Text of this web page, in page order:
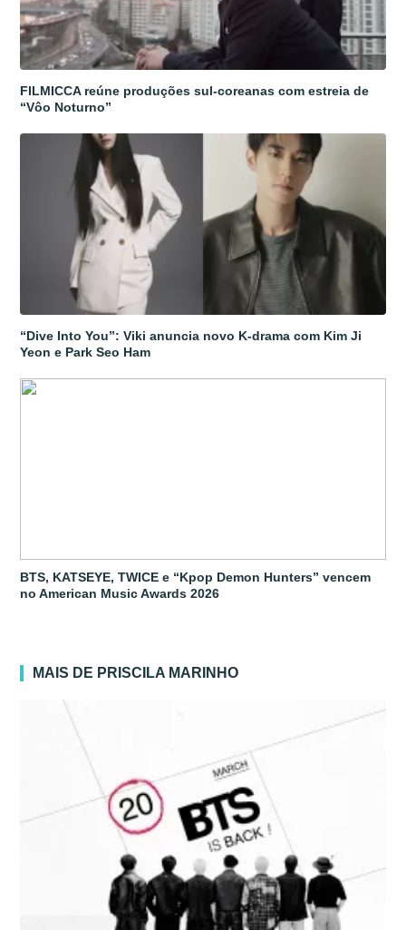
FILMICCA reúne produções sul-coreanas com estreia de
“Vôo Noturno”
“Dive Into You”: Viki anuncia novo K-drama com Kim Ji
Yeon e Park Seo Ham
BTS, KATSEYE, TWICE e “Kpop Demon Hunters” vencem
no American Music Awards 2026
MAIS DE PRISCILA MARINHO